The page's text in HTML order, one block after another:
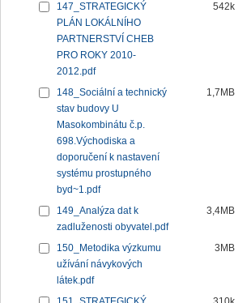
147_STRATEGICKÝ
PLÁN LOKÁLNÍHO
PARTNERSTVÍ CHEB
PRO ROKY 2010-
2012.pdf
542k
148_Sociální a technický
stav budovy U
Masokombinátu č.p.
698.Východiska a
doporučení k nastavení
systému prostupného
byd~1.pdf
1,7MB
149_Analýza dat k
zadluženosti obyvatel.pdf
3,4MB
150_Metodika výzkumu
užívání návykových
látek.pdf
3MB